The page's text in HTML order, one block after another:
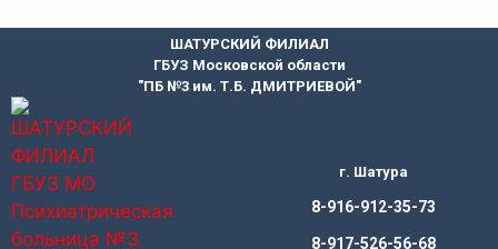
ШАТУРСКИЙ ФИЛИАЛ
ГБУЗ Московской области
"ПБ №3 им. Т.Б. ДМИТРИЕВОЙ"
г. Шатура
8-916-912-35-73
8-917-526-56-68